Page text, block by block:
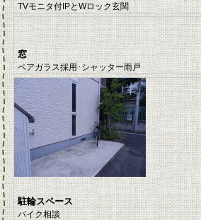
TVモニタ付IPとWロック玄関
窓
ペアガラス採用･シャッター雨戸
駐輪スペース
バイク相談